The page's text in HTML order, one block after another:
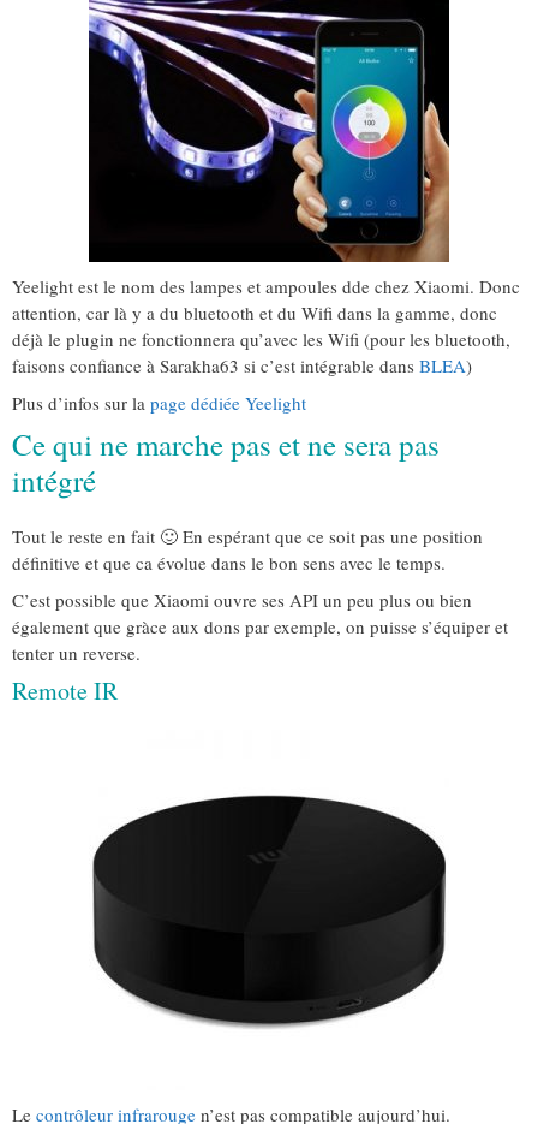
Yeelight est le nom des lampes et ampoules dde chez Xiaomi. Donc
attention, car là y a du bluetooth et du Wifi dans la gamme, donc
déjà le plugin ne fonctionnera qu’avec les Wifi (pour les bluetooth,
faisons confiance à Sarakha63 si c’est intégrable dans BLEA)
Plus d’infos sur la page dédiée Yeelight
Ce qui ne marche pas et ne sera pas
intégré
Tout le reste en fait 🙂 En espérant que ce soit pas une position
définitive et que ca évolue dans le bon sens avec le temps.
C’est possible que Xiaomi ouvre ses API un peu plus ou bien
également que gràce aux dons par exemple, on puisse s’équiper et
tenter un reverse.
Remote IR
Le contrôleur infrarouge n’est pas compatible aujourd’hui.